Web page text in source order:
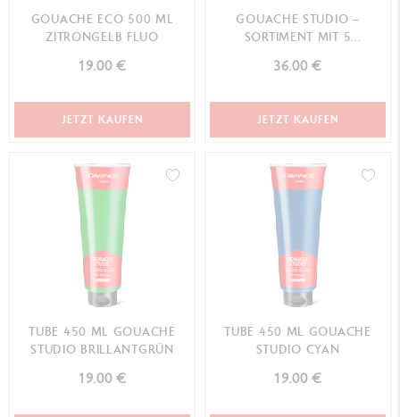
GOUACHE ECO 500 ML
ZITRONGELB FLUO
19.00 €
JETZT KAUFEN
GOUACHE STUDIO –
SORTIMENT MIT 5
36.00 €
JETZT KAUFEN
TUBE 450 ML GOUACHE
STUDIO BRILLANTGRÜN
19.00 €
TUBE 450 ML GOUACHE
STUDIO CYAN
19.00 €